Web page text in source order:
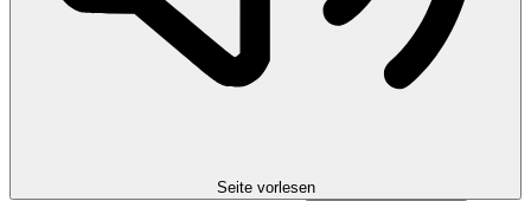
Seite vorlesen